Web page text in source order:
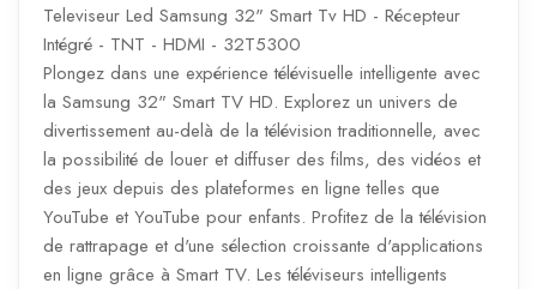
Televiseur Led Samsung 32" Smart Tv HD - Récepteur
Intégré - TNT - HDMI - 32T5300
Plongez dans une expérience télévisuelle intelligente avec
la Samsung 32" Smart TV HD. Explorez un univers de
divertissement au-delà de la télévision traditionnelle, avec
la possibilité de louer et diffuser des films, des vidéos et
des jeux depuis des plateformes en ligne telles que
YouTube et YouTube pour enfants. Profitez de la télévision
de rattrapage et d'une sélection croissante d'applications
en ligne grâce à Smart TV. Les téléviseurs intelligents